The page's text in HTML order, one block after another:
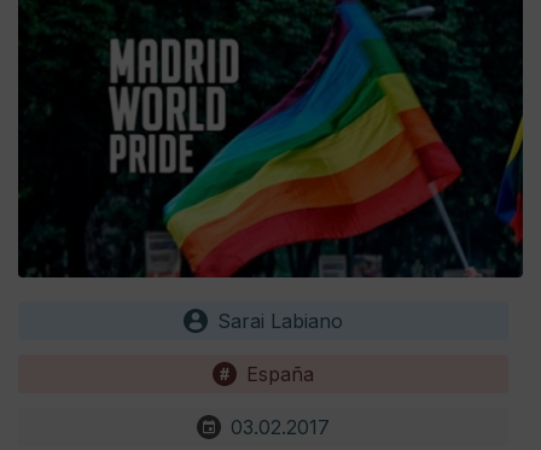
Sarai Labiano
España
03.02.2017